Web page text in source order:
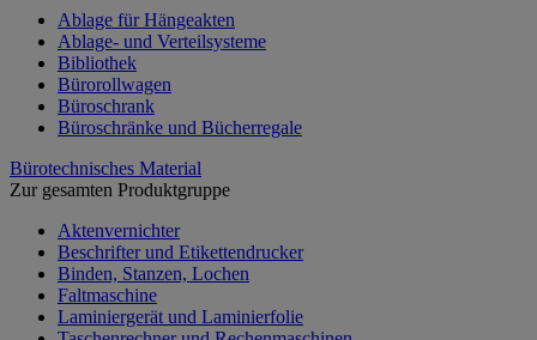
Ablage für Hängeakten
Ablage- und Verteilsysteme
Bibliothek
Bürorollwagen
Büroschrank
Büroschränke und Bücherregale
Bürotechnisches Material
Zur gesamten Produktgruppe
Aktenvernichter
Beschrifter und Etikettendrucker
Binden, Stanzen, Lochen
Faltmaschine
Laminiergerät und Laminierfolie